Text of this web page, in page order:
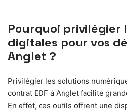
Pourquoi privilégier
digitales pour vos
Anglet ?
Privilégier les solutions
contrat EDF à Anglet facilite
En effet, ces outils offrent une